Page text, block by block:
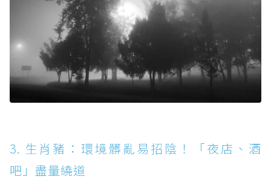
3. 生肖豬：環境髒亂易招陰！「夜店、酒
吧」盡量繞道